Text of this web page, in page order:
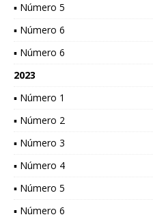
▪ Número 5
▪ Número 6
▪ Número 6
2023
▪ Número 1
▪ Número 2
▪ Número 3
▪ Número 4
▪ Número 5
▪ Número 6